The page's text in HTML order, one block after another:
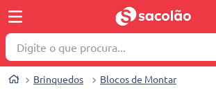
Digite o que procura...
Brinquedos Blocos de MontarTERMOS